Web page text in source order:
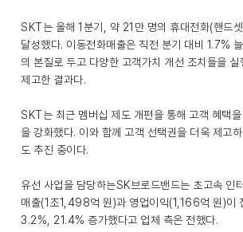
SKT는 올해 1분기, 약 21만 명의 휴대전화(핸드
달성했다. 이동전화매출은 직전 분기 대비 1.7%
의 본질로 두고 다양한 고객가치 개선 조치들을
제고한 결과다.
SKT는 최근 멤버십 제도 개편을 통해 고객 혜택
을 강화했다. 이와 함께 고객 선택권을 더욱 제고
도 추진 중이다.
유선 사업을 담당하는SK브로드밴드는 초고속 인
매출(1조1,498억 원)과 영업이익(1,166억 원)이
3.2%, 21.4% 증가했다고 업체 측은 전했다.